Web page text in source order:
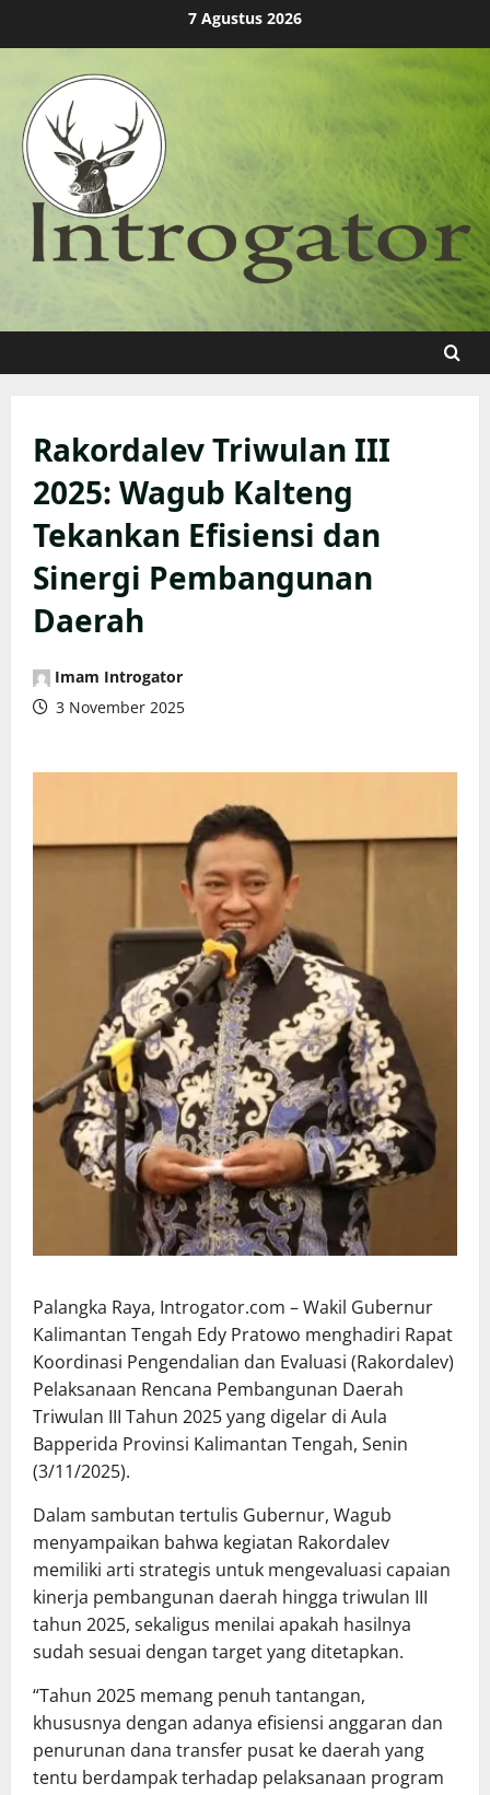
7 Agustus 2026
Rakordalev Triwulan III
2025: Wagub Kalteng
Tekankan Efisiensi dan
Sinergi Pembangunan
Daerah
Imam Introgator
3 November 2025
Palangka Raya, Introgator.com – Wakil Gubernur
Kalimantan Tengah Edy Pratowo menghadiri Rapat
Koordinasi Pengendalian dan Evaluasi (Rakordalev)
Pelaksanaan Rencana Pembangunan Daerah
Triwulan III Tahun 2025 yang digelar di Aula
Bapperida Provinsi Kalimantan Tengah, Senin
(3/11/2025).
Dalam sambutan tertulis Gubernur, Wagub
menyampaikan bahwa kegiatan Rakordalev
memiliki arti strategis untuk mengevaluasi capaian
kinerja pembangunan daerah hingga triwulan III
tahun 2025, sekaligus menilai apakah hasilnya
sudah sesuai dengan target yang ditetapkan.
“Tahun 2025 memang penuh tantangan,
khususnya dengan adanya efisiensi anggaran dan
penurunan dana transfer pusat ke daerah yang
tentu berdampak terhadap pelaksanaan program